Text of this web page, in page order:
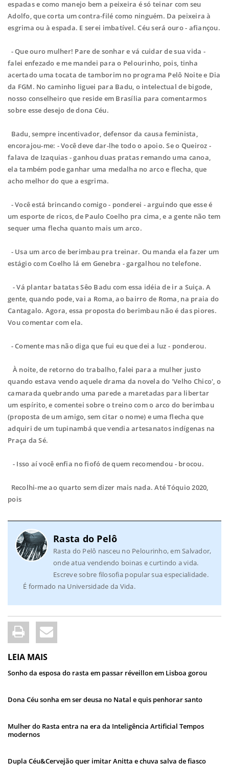
espadas e como manejo bem a peixeira é só teinar com seu
Adolfo, que corta um contra-filé como ninguém. Da peixeira à
esgrima ou à espada. E serei imbatível. Céu será ouro - afiançou.
- Que ouro mulher! Pare de sonhar e vá cuidar de sua vida -
falei enfezado e me mandei para o Pelourinho, pois, tinha
acertado uma tocata de tamborim no programa Pelô Noite e Dia
da FGM. No caminho liguei para Badu, o intelectual de bigode,
nosso conselheiro que reside em Brasília para comentarmos
sobre esse desejo de dona Céu.
Badu, sempre incentivador, defensor da causa feminista,
encorajou-me: - Você deve dar-lhe todo o apoio. Se o Queiroz -
falava de Izaquias - ganhou duas pratas remando uma canoa,
ela também pode ganhar uma medalha no arco e flecha, que
acho melhor do que a esgrima.
- Você está brincando comigo - ponderei - arguindo que esse é
um esporte de ricos, de Paulo Coelho pra cima, e a gente não tem
sequer uma flecha quanto mais um arco.
- Usa um arco de berimbau pra treinar. Ou manda ela fazer um
estágio com Coelho lá em Genebra - gargalhou no telefone.
- Vá plantar batatas Sêo Badu com essa idéia de ir a Suiça. A
gente, quando pode, vai a Roma, ao bairro de Roma, na praia do
Cantagalo. Agora, essa proposta do berimbau não é das piores.
Vou comentar com ela.
- Comente mas não diga que fui eu que dei a luz - ponderou.
À noite, de retorno do trabalho, falei para a mulher justo
quando estava vendo aquele drama da novela do 'Velho Chico', o
camarada quebrando uma parede a maretadas para libertar
um espírito, e comentei sobre o treino com o arco do berimbau
(proposta de um amigo, sem citar o nome) e uma flecha que
adquiri de um tupinambá que vendia artesanatos indígenas na
Praça da Sé.
- Isso aí você enfia no fiofó de quem recomendou - brocou.
Recolhi-me ao quarto sem dizer mais nada. Até Tóquio 2020,
pois
Rasta do Pelô
Rasta do Pelô nasceu no Pelourinho, em Salvador,
onde atua vendendo boinas e curtindo a vida.
Escreve sobre filosofia popular sua especialidade.
É formado na Universidade da Vida.
LEIA MAIS
Sonho da esposa do rasta em passar réveillon em Lisboa gorou
Dona Céu sonha em ser deusa no Natal e quis penhorar santo
Mulher do Rasta entra na era da Inteligência Artificial Tempos
modernos
Dupla Céu&Cervejão quer imitar Anitta e chuva salva de fiasco